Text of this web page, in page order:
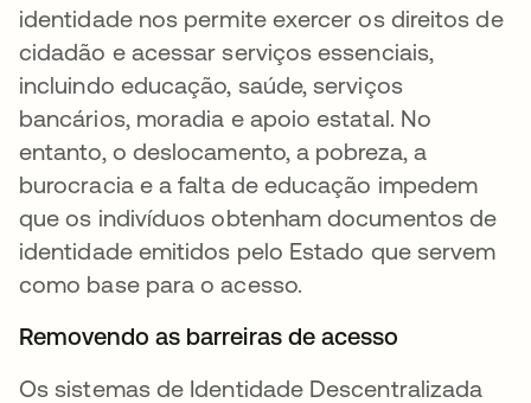
identidade nos permite exercer os direitos de
cidadão e acessar serviços essenciais,
incluindo educação, saúde, serviços
bancários, moradia e apoio estatal. No
entanto, o deslocamento, a pobreza, a
burocracia e a falta de educação impedem
que os indivíduos obtenham documentos de
identidade emitidos pelo Estado que servem
como base para o acesso.
Removendo as barreiras de acesso
Os sistemas de Identidade Descentralizada